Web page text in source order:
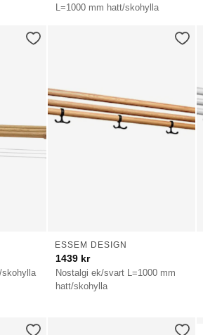
L=1000 mm hatt/skohylla
Nostalgi ek/svart L=1000 mm
hatt/skohylla
ESSEM DESIGN
1439 kr